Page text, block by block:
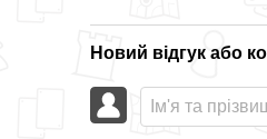
Новий відгук або